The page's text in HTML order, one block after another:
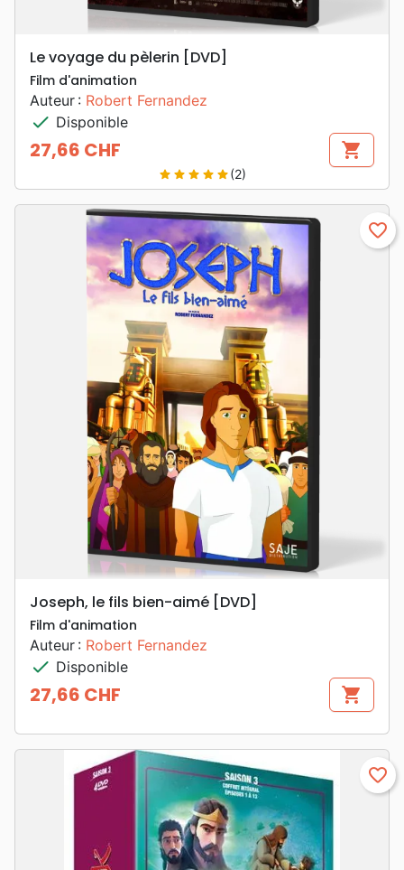
Le voyage du pèlerin [DVD]
Film d'animation
Auteur : Robert Fernandez
check Disponible
Prix
27,66 CHF shopping_cart
star star star star star(2)
favorite_border
Joseph, le fils bien-aimé [DVD]
Film d'animation
Auteur : Robert Fernandez
check Disponible
Prix
27,66 CHF shopping_cart
favorite_border